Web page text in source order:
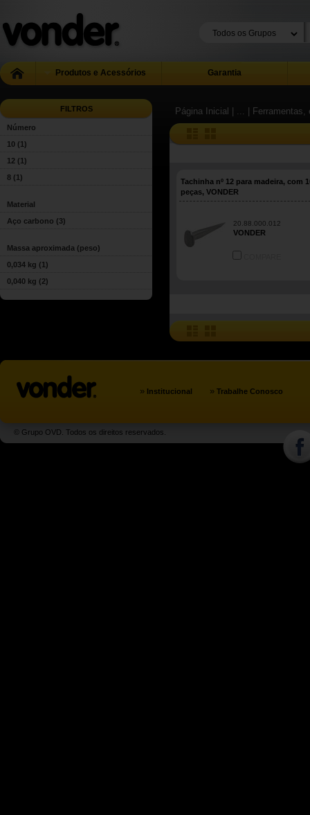
Produtos e Acessórios Garantia
FILTROS
Número
10 (1)
12 (1)
8 (1)
Material
Aço carbono (3)
Massa aproximada (peso)
0,034 kg (1)
0,040 kg (2)
Página Inicial | ... |
Tachinha nº 12 para madeira, com
peças, VONDER
20.88.000.012
VONDER
» Institucional » Trabalhe Conosco
© Grupo OVD. Todos os direitos reservados.